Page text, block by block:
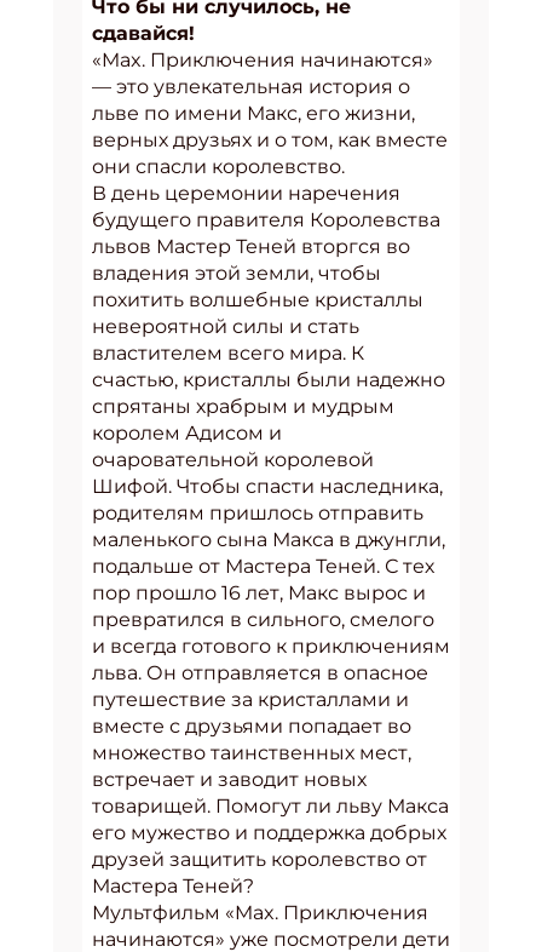
Что бы ни случилось, не
сдавайся!
«Max. Приключения начинаются»
— это увлекательная история о
льве по имени Макс, его жизни,
верных друзьях и о том, как вместе
они спасли королевство.
В день церемонии наречения
будущего правителя Королевства
львов Мастер Теней вторгся во
владения этой земли, чтобы
похитить волшебные кристаллы
невероятной силы и стать
властителем всего мира. К
счастью, кристаллы были надежно
спрятаны храбрым и мудрым
королем Адисом и
очаровательной королевой
Шифой. Чтобы спасти наследника,
родителям пришлось отправить
маленького сына Макса в джунгли,
подальше от Мастера Теней. С тех
пор прошло 16 лет, Макс вырос и
превратился в сильного, смелого
и всегда готового к приключениям
льва. Он отправляется в опасное
путешествие за кристаллами и
вместе с друзьями попадает во
множество таинственных мест,
встречает и заводит новых
товарищей. Помогут ли льву Макса
его мужество и поддержка добрых
друзей защитить королевство от
Мастера Теней?
Мультфильм «Max. Приключения
начинаются» уже посмотрели дети